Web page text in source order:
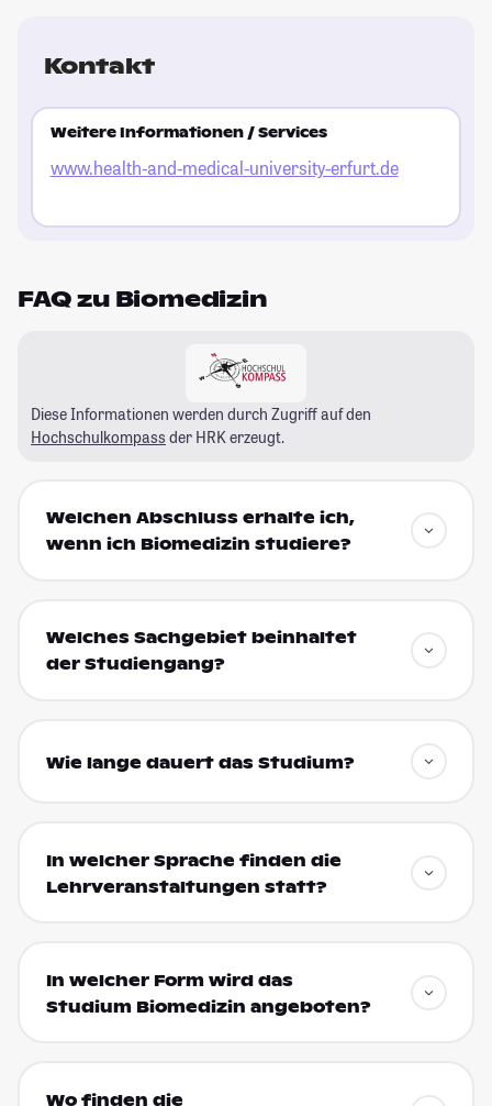
Kontakt
Weitere Informationen / Services
www.health-and-medical-university-erfurt.de
FAQ zu Biomedizin
Diese Informationen werden durch Zugriff auf den
Hochschulkompass der HRK erzeugt.
Welchen Abschluss erhalte ich,
wenn ich Biomedizin studiere?
Welches Sachgebiet beinhaltet
der Studiengang?
Wie lange dauert das Studium?
In welcher Sprache finden die
Lehrveranstaltungen statt?
In welcher Form wird das
Studium Biomedizin angeboten?
Wo finden die